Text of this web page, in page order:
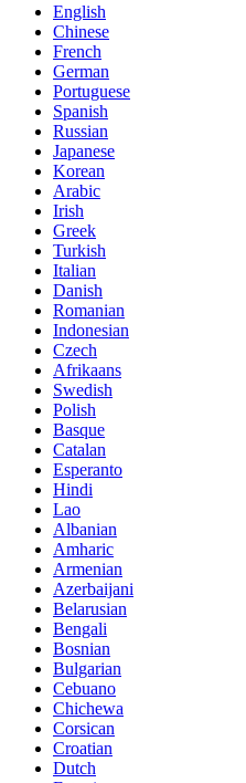
English
Chinese
French
German
Portuguese
Spanish
Russian
Japanese
Korean
Arabic
Irish
Greek
Turkish
Italian
Danish
Romanian
Indonesian
Czech
Afrikaans
Swedish
Polish
Basque
Catalan
Esperanto
Hindi
Lao
Albanian
Amharic
Armenian
Azerbaijani
Belarusian
Bengali
Bosnian
Bulgarian
Cebuano
Chichewa
Corsican
Croatian
Dutch